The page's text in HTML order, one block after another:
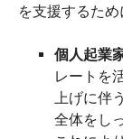
を支援するため
個人起業
レートを
上げに伴
全体をし